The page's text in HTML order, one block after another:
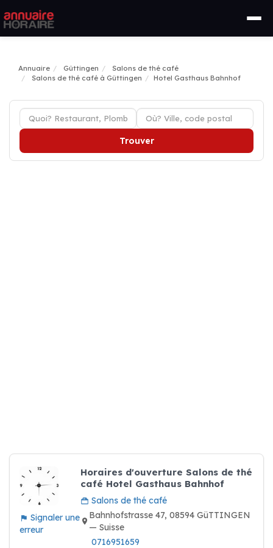
Annuaire Güttingen
Salons de thé café
Salons de thé café à Güttingen
Hotel Gasthaus Bahnhof
Trouver
Signaler une
erreur
Horaires d'ouverture Salons de thé
café Hotel Gasthaus Bahnhof
Salons de thé café
Bahnhofstrasse 47, 08594 GüTTINGEN
— Suisse
0716951659